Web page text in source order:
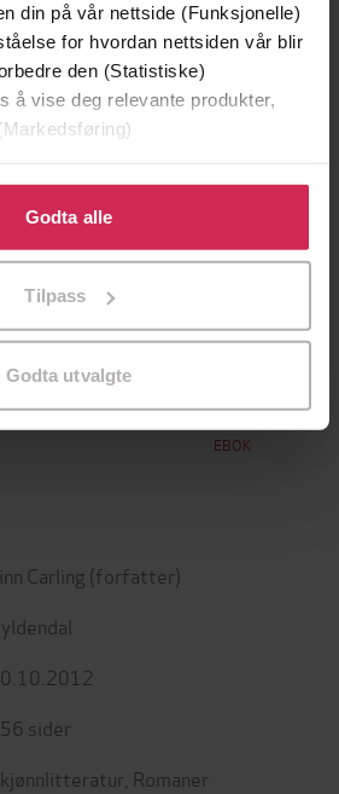
din på vår nettside (Funksjonelle)
for hvordan nettsiden vår blir
den (Statistiske)
å vise deg relevante produkter,
for å gi oss ditt samtykke til å
disse formålene. Du kan også
til spesifikke formål ved å klikke
Godta alle
Tilpass
Godta utvalgte
Første gang på tilbud
Jørn Lier Horst
EBOK
Carling (forfatter)
sider
Romaner